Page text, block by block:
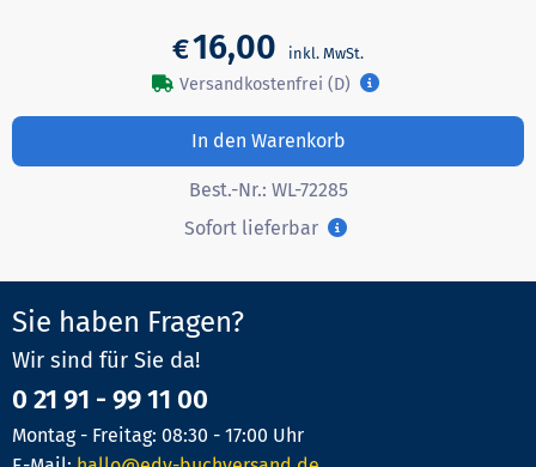
€16,00
Versandkostenfrei (D)
In den Warenkorb
Best.-Nr.: WL-72285
Sofort lieferbar
Sie haben Fragen?
Wir sind für Sie da!
0 21 91 - 99 11 00
Montag - Freitag: 08:30 - 17:00 Uhr